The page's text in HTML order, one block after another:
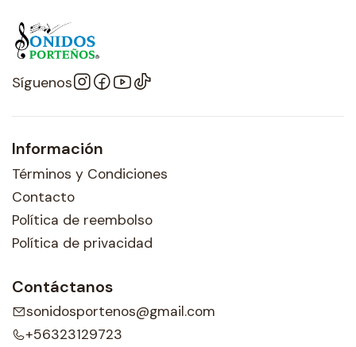
Síguenos
Información
Términos y Condiciones
Contacto
Política de reembolso
Política de privacidad
Contáctanos
sonidosportenos@gmail.com
+56323129723